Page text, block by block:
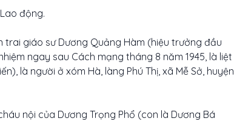
động.
trai giáo sư Dương Quảng Hàm (hiệu trưởng đầu
ngay sau Cách mạng tháng 8 năm 1945, là liệt
là người ở xóm Hà, làng Phú Thị, xã Mễ Sở, huyện
nội của Dương Trọng Phổ (con là Dương Bá